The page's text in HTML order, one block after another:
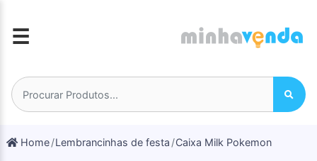
☰
Home Lembrancinhas de festa Caixa Milk Pokemon